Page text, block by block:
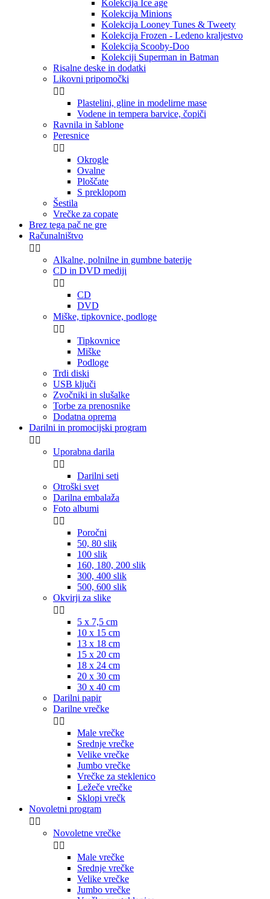
Kolekcija Ice age
Kolekcija Minions
Kolekcija Looney Tunes & Tweety
Kolekcija Frozen - Ledeno kraljestvo
Kolekcija Scooby-Doo
Kolekciji Superman in Batman
Risalne deske in dodatki
Likovni pripomočki
 
Plastelini, gline in modelirne mase
Vodene in tempera barvice, čopiči
Ravnila in šablone
Peresnice
 
Okrogle
Ovalne
Ploščate
S preklopom
Šestila
Vrečke za copate
Brez tega pač ne gre
Računalništvo
 
Alkalne, polnilne in gumbne baterije
CD in DVD mediji
 
CD
DVD
Miške, tipkovnice, podloge
 
Tipkovnice
Miške
Podloge
Trdi diski
USB ključi
Zvočniki in slušalke
Torbe za prenosnike
Dodatna oprema
Darilni in promocijski program
 
Uporabna darila
 
Darilni seti
Otroški svet
Darilna embalaža
Foto albumi
 
Poročni
50, 80 slik
100 slik
160, 180, 200 slik
300, 400 slik
500, 600 slik
Okvirji za slike
 
5 x 7,5 cm
10 x 15 cm
13 x 18 cm
15 x 20 cm
18 x 24 cm
20 x 30 cm
30 x 40 cm
Darilni papir
Darilne vrečke
 
Male vrečke
Srednje vrečke
Velike vrečke
Jumbo vrečke
Vrečke za steklenico
Ležeče vrečke
Sklopi vrečk
Novoletni program
 
Novoletne vrečke
 
Male vrečke
Srednje vrečke
Velike vrečke
Jumbo vrečke